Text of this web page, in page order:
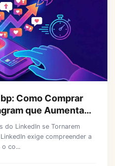
Como Comprar
que Aumentam
do LinkedIn se Tornarem
exige compreender a
co...